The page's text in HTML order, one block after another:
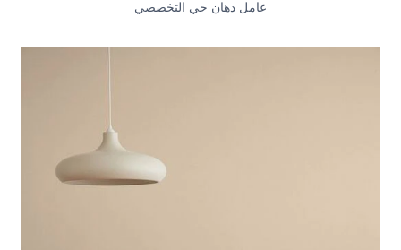
عامل دهان حي التخصصي